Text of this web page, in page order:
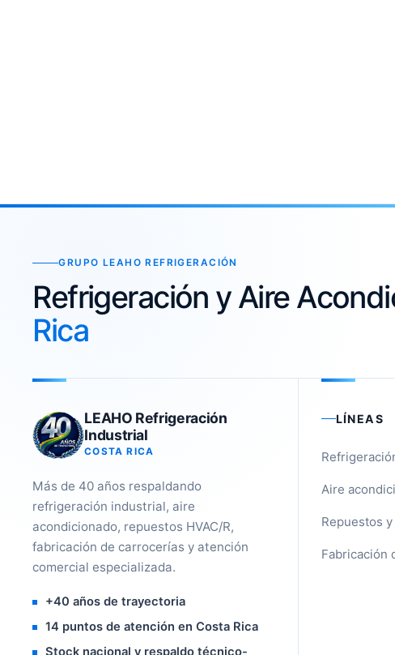
GRUPO LEAHO REFRIGERACIÓN
Refrigeración y Aire
Rica
LEAHO Refrigeración
Industrial
COSTA RICA
Más de 40 años respaldando
refrigeración industrial, aire
acondicionado, repuestos HVAC/R,
fabricación de carrocerías y atención
comercial especializada.
+40 años de trayectoria
14 puntos de atención en Costa Rica
Stock nacional y respaldo técnico-
LÍNEAS
Aire
Repuestos
Fabricación